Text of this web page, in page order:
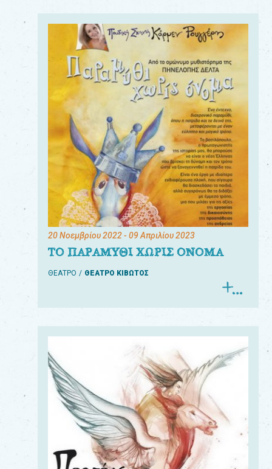
20 Νοεμβρίου 2022- 09 Απριλίου 2023
ΤΟ ΠΑΡΑΜΥΘΙ ΧΩΡΙΣ ΟΝΟΜΑ
ΘΕΑΤΡΟ ΘΕΑΤΡΟ ΚΙΒΩΤΟΣ